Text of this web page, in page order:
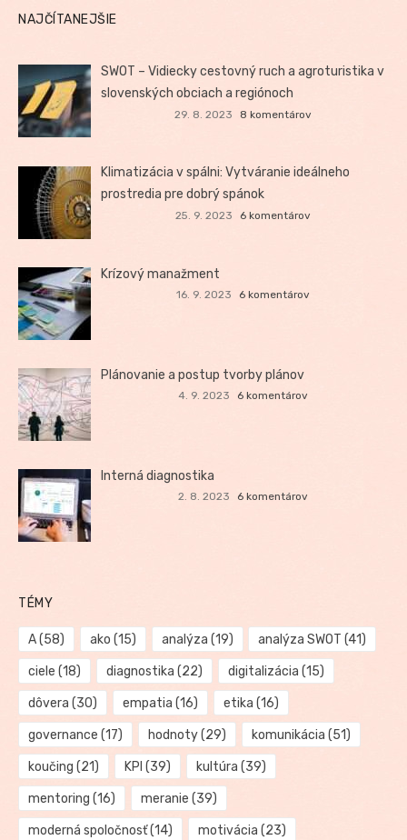
NAJČÍTANEJŠIE
SWOT – Vidiecky cestovný ruch a agroturistika v
slovenských obciach a regiónoch
29. 8. 2023 8 komentárov
Klimatizácia v spálni: Vytváranie ideálneho
prostredia pre dobrý spánok
25. 9. 2023 6 komentárov
Krízový manažment
16. 9. 2023 6 komentárov
Plánovanie a postup tvorby plánov
4. 9. 2023 6 komentárov
Interná diagnostika
2. 8. 2023 6 komentárov
TÉMY
A(58) ako (15) analýza (19) analýza SWOT (41)
ciele (18) diagnostika (22) digitalizácia (15)
dôvera (30) empatia (16) etika (16)
governance (17) hodnoty(29) komunikácia (51)
koučing (21) KPI (39) kultúra (39)
mentoring (16) meranie (39)
moderná spoločnosť(14) motivácia (23)